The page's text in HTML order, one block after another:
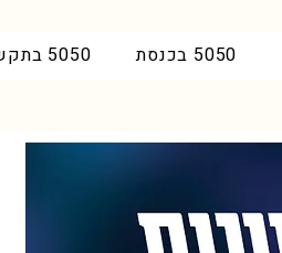
5050 בכנסת 5050 בתקשורת